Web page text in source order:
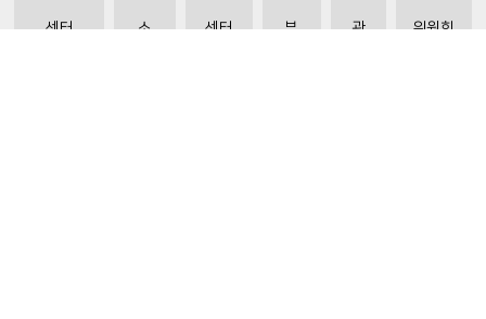
센터 소 센터 부 관 위원회